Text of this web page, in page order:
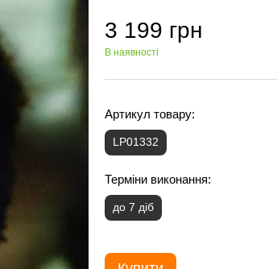
3 199 грн
В наявності
Артикул товару:
LP01332
Терміни виконання:
до 7 діб